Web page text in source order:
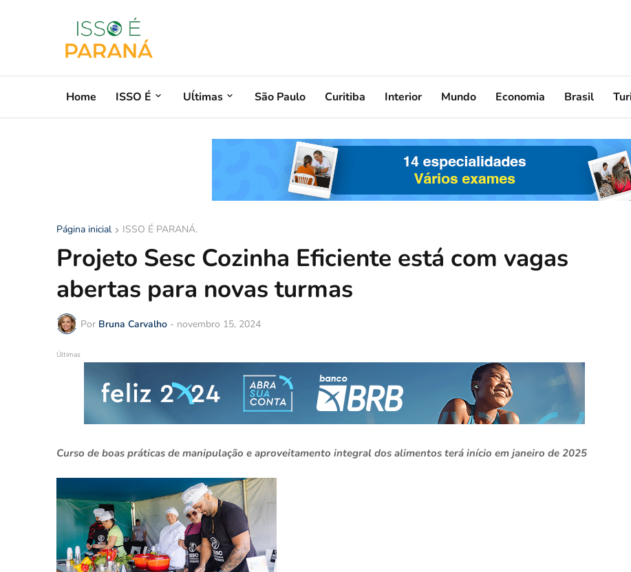
Home ISSO É Uĺtimas São Paulo Curitiba Interior Mundo Economia Brasil
Página inicial ISSO É PARANÁ.
Projeto Sesc Cozinha Eficiente está com vagas
abertas para novas turmas
Por Bruna Carvalho - novembro 15, 2024
Últimas
Curso de boas práticas de manipulação e aproveitamento integral dos alimentos terá início em janeiro de 2025